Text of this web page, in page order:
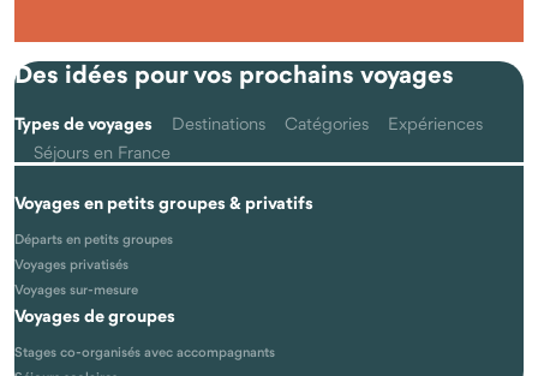
Les voyages se font-ils vraiment en petits groupes ?
Des idées pour vos prochains voyages
Types de voyages Destinations Catégories
Expériences
Séjours en France
Voyages en petits groupes & privatifs
Départs en petits groupes
Voyages privatisés
Voyages sur-mesure
Voyages de groupes
Stages co-organisés avec accompagnants